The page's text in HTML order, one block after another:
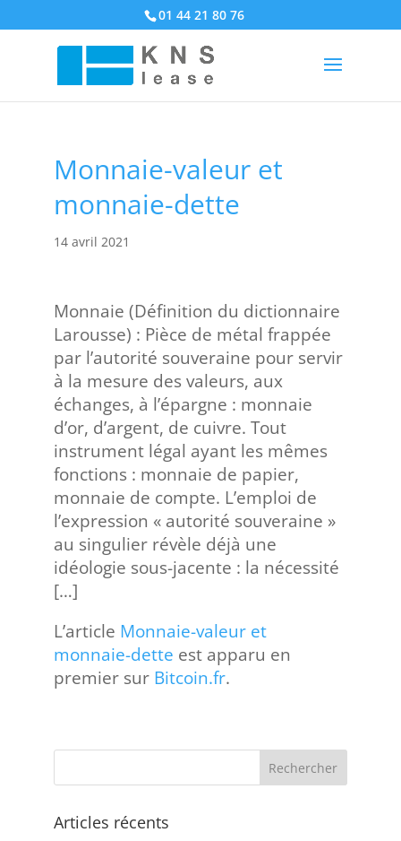
01 44 21 80 76
Monnaie-valeur et
monnaie-dette
14 avril 2021
Monnaie (Définition du dictionnaire
Larousse) : Pièce de métal frappée
par l’autorité souveraine pour servir
à la mesure des valeurs, aux
échanges, à l’épargne : monnaie
d’or, d’argent, de cuivre. Tout
instrument légal ayant les mêmes
fonctions : monnaie de papier,
monnaie de compte. L’emploi de
l’expression « autorité souveraine »
au singulier révèle déjà une
idéologie sous-jacente : la nécessité
[…]
L’article Monnaie-valeur et
monnaie-dette est apparu en
premier sur Bitcoin.fr.
Articles récents